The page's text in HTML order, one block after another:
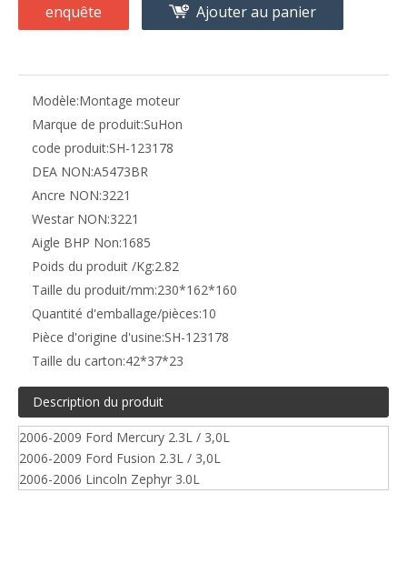
enquête Ajouter au panier
Modèle:Montage moteur
Marque de produit:SuHon
code produit:SH-123178
DEA NON:A5473BR
Ancre NON:3221
Westar NON:3221
Aigle BHP Non:1685
Poids du produit /Kg:2.82
Taille du produit/mm:230*162*160
Quantité d'emballage/pièces:10
Pièce d'origine d'usine:SH-123178
Taille du carton:42*37*23
Description du produit
2006-2009 Ford Mercury 2.3L / 3,0L
2006-2009 Ford Fusion 2.3L / 3,0L
2006-2006 Lincoln Zephyr 3.0L